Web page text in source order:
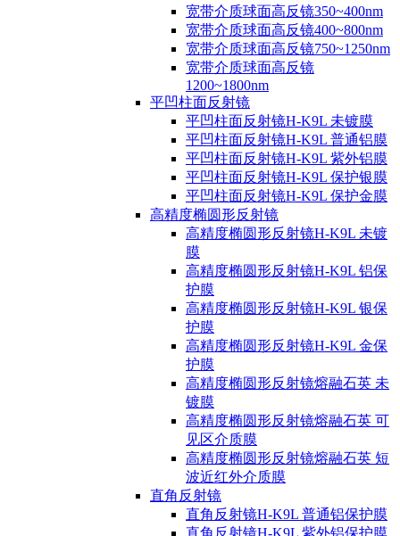
宽带介质球面高反镜350~400nm
宽带介质球面高反镜400~800nm
宽带介质球面高反镜750~1250nm
宽带介质球面高反镜
1200~1800nm
平凹柱面反射镜
平凹柱面反射镜H-K9L 未镀膜
平凹柱面反射镜H-K9L 普通铝膜
平凹柱面反射镜H-K9L 紫外铝膜
平凹柱面反射镜H-K9L 保护银膜
平凹柱面反射镜H-K9L 保护金膜
高精度椭圆形反射镜
高精度椭圆形反射镜H-K9L 未镀
膜
高精度椭圆形反射镜H-K9L 铝保
护膜
高精度椭圆形反射镜H-K9L 银保
护膜
高精度椭圆形反射镜H-K9L 金保
护膜
高精度椭圆形反射镜熔融石英 未
镀膜
高精度椭圆形反射镜熔融石英 可
见区介质膜
高精度椭圆形反射镜熔融石英 短
波近红外介质膜
直角反射镜
直角反射镜H-K9L 普通铝保护膜